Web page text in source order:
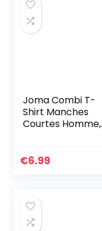
Joma Combi T-
Shirt Manches
Courtes Homme,
€6.99